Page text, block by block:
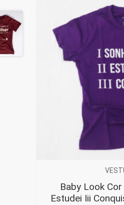
Baby Look
Estudei Iii